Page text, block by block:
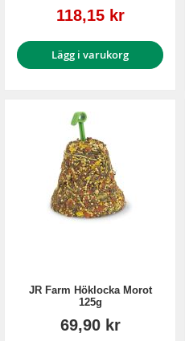
Reapris
118,15 kr
Lägg i varukorg
JR Farm Höklocka Morot
125g
69,90 kr